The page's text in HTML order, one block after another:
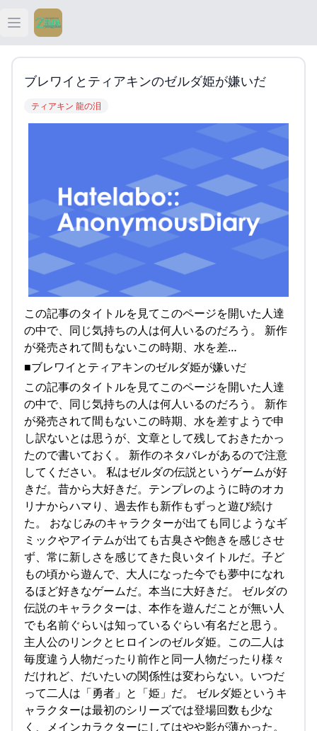
Open main menu
ティアキン
ブレワイとティアキンのゼルダ姫が嫌いだ
ティアキン 龍の泪
この記事のタイトルを見てこのページを開いた人達
の中で、同じ気持ちの人は何人いるのだろう。 新作
が発売されて間もないこの時期、水を差…
■ブレワイとティアキンのゼルダ姫が嫌いだ
この記事のタイトルを見てこのページを開いた人達
の中で、同じ気持ちの人は何人いるのだろう。 新作
が発売されて間もないこの時期、水を差すようで申
し訳ないとは思うが、文章として残しておきたかっ
たので書いておく。 新作のネタバレがあるので注意
してください。 私はゼルダの伝説というゲームが好
きだ。昔から大好きだ。テンプレのように時のオカ
リナからハマり、過去作も新作もずっと遊び続け
た。 おなじみのキャラクターが出ても同じようなギ
ミックやアイテムが出ても古臭さや飽きを感じさせ
ず、常に新しさを感じてきた良いタイトルだ。子ど
もの頃から遊んで、大人になった今でも夢中になれ
るほど好きなゲームだ。本当に大好きだ。 ゼルダの
伝説のキャラクターは、本作を遊んだことが無い人
でも名前ぐらいは知っているぐらい有名だと思う。
主人公のリンクとヒロインのゼルダ姫。この二人は
毎度違う人物だったり前作と同一人物だったり様々
だけれど、だいたいの関係性は変わらない。いつだ
って二人は「勇者」と「姫」だ。 ゼルダ姫というキ
ャラクターは最初のシリーズでは登場回数も少な
く、メインカラクターにしてはやや影が薄かった。